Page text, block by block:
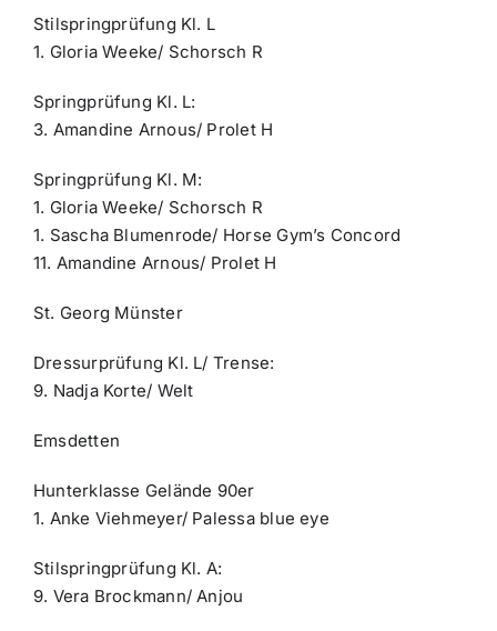
Stilspringprüfung Kl. L
1. Gloria Weeke/ Schorsch R
Springprüfung Kl. L:
3. Amandine Arnous/ Prolet H
Springprüfung Kl. M:
1. Gloria Weeke/ Schorsch R
1. Sascha Blumenrode/ Horse Gym’s Concord
11. Amandine Arnous/ Prolet H
St. Georg Münster
Dressurprüfung Kl. L/ Trense:
9. Nadja Korte/ Welt
Emsdetten
Hunterklasse Gelände 90er
1. Anke Viehmeyer/ Palessa blue eye
Stilspringprüfung Kl. A:
9. Vera Brockmann/ Anjou